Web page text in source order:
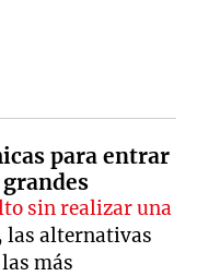
para entrar
sin realizar una
, las alternativas
más